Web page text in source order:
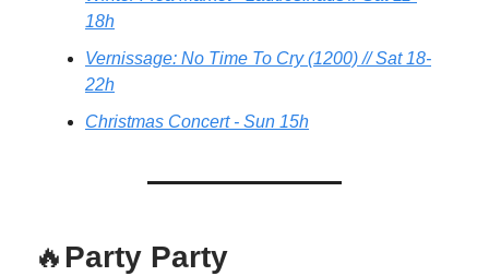
18h
Vernissage: No Time To Cry (1200) // Sat 18-
22h
Christmas Concert - Sun 15h
🔥Party Party